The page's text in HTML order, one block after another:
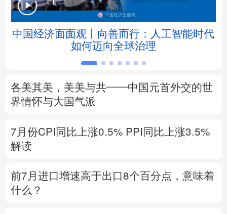
浙江 安徽 福建 江西
河南 湖北
四川 贵州
陕西 甘肃 青海 宁夏
新疆
多语种频道
中国经济面面观丨向善而行：人工智能时代
如何迈向全球治理
各美其美，美美与共——中国元首外交的世
界情怀与大国气派
7月份CPI同比上涨0.5% PPI同比上涨3.5%
解读
前7月进口增速高于出口8个百分点，意味着
什么？